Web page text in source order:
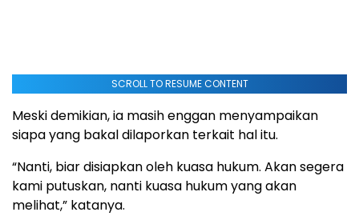
SCROLL TO RESUME CONTENT
Meski demikian, ia masih enggan menyampaikan
siapa yang bakal dilaporkan terkait hal itu.
“Nanti, biar disiapkan oleh kuasa hukum. Akan segera
kami putuskan, nanti kuasa hukum yang akan
melihat,” katanya.